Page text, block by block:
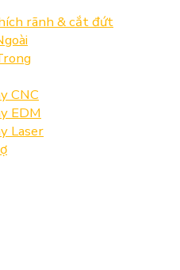
rãnh & cắt đứt
CNC
EDM
Laser